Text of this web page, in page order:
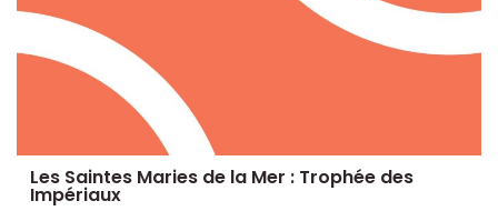
Les Saintes Maries de la Mer : Trophée des
Impériaux